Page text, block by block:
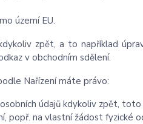
území EU.
zpět, a to například
v obchodním sdělení.
Nařízení máte právo:
údajů kdykoliv zpět,
popř. na vlastní žádost fyzické